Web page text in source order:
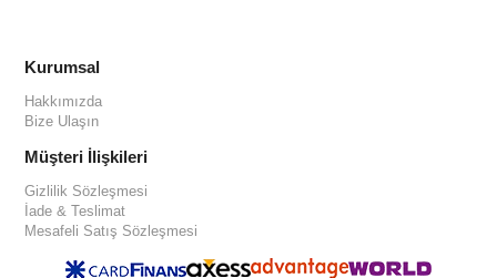
Kurumsal
Hakkımızda
Bize Ulaşın
Müşteri İlişkileri
Gizlilik Sözleşmesi
İade & Teslimat
Mesafeli Satış Sözleşmesi